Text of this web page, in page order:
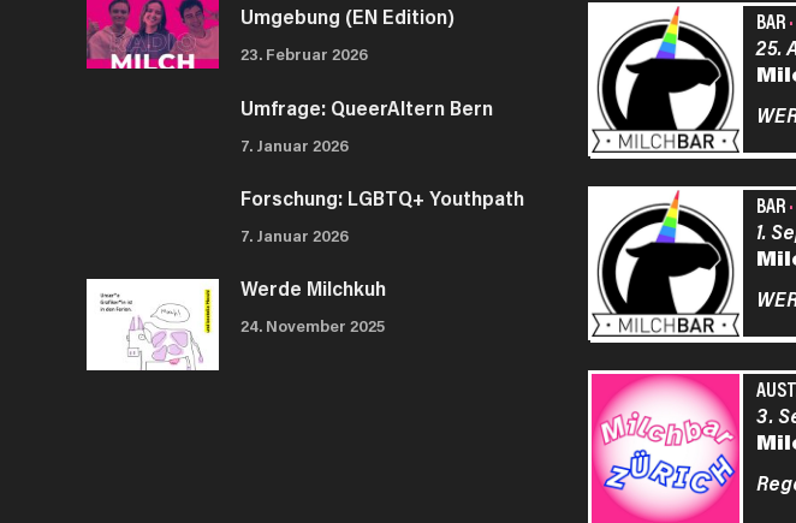
Umgebung (EN Edition)
23. Februar 2026
Umfrage: QueerAltern Bern
7. Januar 2026
Forschung: LGBTQ+ Youthpath
7. Januar 2026
Werde Milchkuh
24. November 2025
BAR·
25.
BAR·
1.
3.